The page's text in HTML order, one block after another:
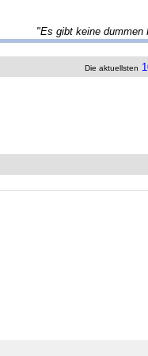
"Es gibt keine dummen
Die aktuellsten